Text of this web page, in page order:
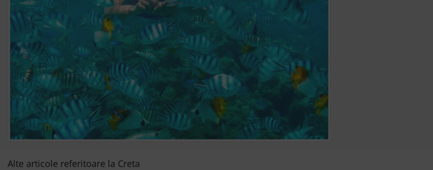
Alte articole referitoare la Creta